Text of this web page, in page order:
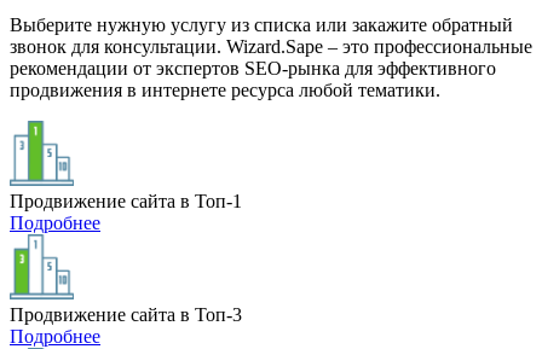
Выберите нужную услугу из списка или закажите обратный
звонок для консультации. Wizard.Sape – это профессиональные
рекомендации от экспертов SEO-рынка для эффективного
продвижения в интернете ресурса любой тематики.
Продвижение сайта в Топ-1
Подробнее
Продвижение сайта в Топ-3
Подробнее